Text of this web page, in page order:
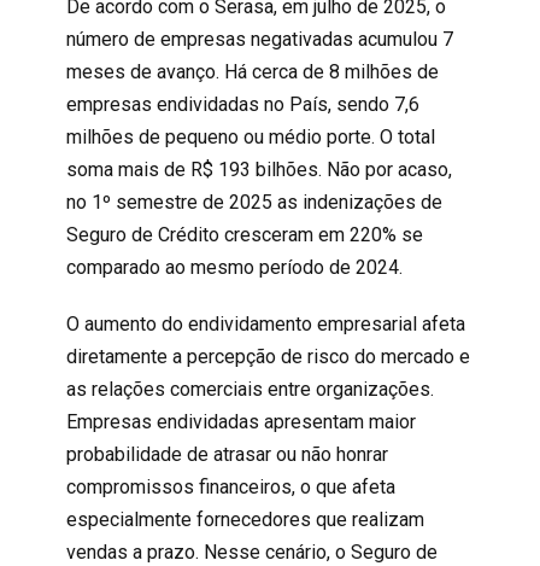
De acordo com o Serasa, em julho de 2025, o
número de empresas negativadas acumulou 7
meses de avanço. Há cerca de 8 milhões de
empresas endividadas no País, sendo 7,6
milhões de pequeno ou médio porte. O total
soma mais de R$ 193 bilhões. Não por acaso,
no 1º semestre de 2025 as indenizações de
Seguro de Crédito cresceramem 220% se
comparado ao mesmo período de 2024.
O aumento do endividamento empresarial afeta
diretamente a percepção de risco do mercado e
as relações comerciais entre organizações.
Empresas endividadas apresentam maior
probabilidade de atrasar ou não honrar
compromissos financeiros, o que afeta
especialmente fornecedores que realizam
vendas a prazo. Nesse cenário, o Seguro de